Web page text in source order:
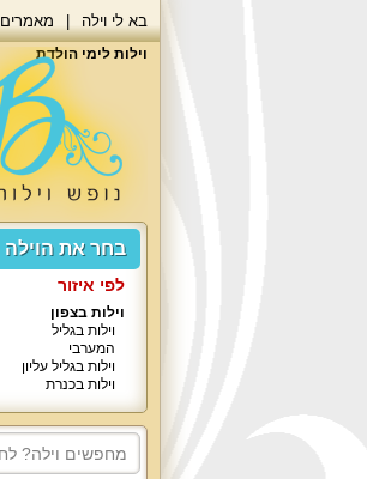
בא לי וילה מאמרים
וילות לימי הולדת
בחר את
לפי איזור
וילות בצפון
וילות בגליל
המערבי
וילות בגליל עליון
וילות בכנרת